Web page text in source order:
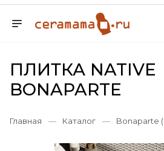
ПЛИТКА NATIVE
BONAPARTE
Главная — Каталог — Bonaparte